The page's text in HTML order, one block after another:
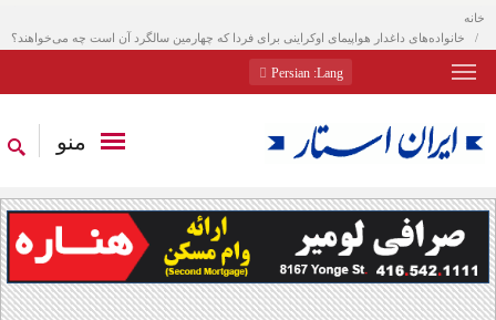
خانه
خانواده‌های داغدار هواپیمای اوکراینی برای فردا که چهارمین سالگرد آن است چه می‌خواهند؟
Lang
: Persian
منو